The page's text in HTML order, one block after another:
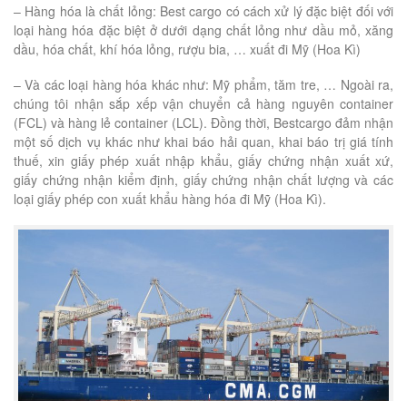
– Hàng hóa là chất lỏng: Best cargo có cách xử lý đặc biệt đối với
loại hàng hóa đặc biệt ở dưới dạng chất lỏng như dầu mỏ, xăng
dầu, hóa chất, khí hóa lỏng, rượu bia, … xuất đi Mỹ (Hoa Kì)
– Và các loại hàng hóa khác như: Mỹ phẩm, tăm tre, … Ngoài ra,
chúng tôi nhận sắp xếp vận chuyển cả hàng nguyên container
(FCL) và hàng lẻ container (LCL). Đồng thời, Bestcargo đảm nhận
một số dịch vụ khác như khai báo hải quan, khai báo trị giá tính
thuế, xin giấy phép xuất nhập khẩu, giấy chứng nhận xuất xứ,
giấy chứng nhận kiểm định, giấy chứng nhận chất lượng và các
loại giấy phép con xuất khẩu hàng hóa đi Mỹ (Hoa Kì).